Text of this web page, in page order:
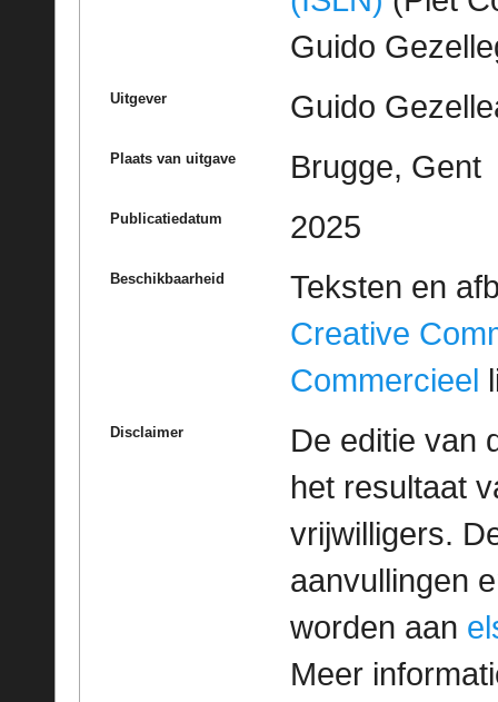
Guido
Uitgever Guido
Plaats van uitgave Brugge, Gent
Publicatiedatum 2025
Beschikbaarheid
Teksten en
Creative
Commercieel
Disclaimer
De editie van
het resultaat
vrijwilligers.
aanvullingen
worden aan
Meer